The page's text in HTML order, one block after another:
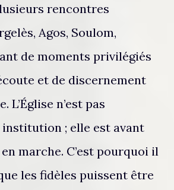
rencontres
Agos, Soulom,
de moments privilégiés
et de discernement
L’Église n’est pas
institution ; elle est avant
marche. C’est pourquoi il
les fidèles puissent être